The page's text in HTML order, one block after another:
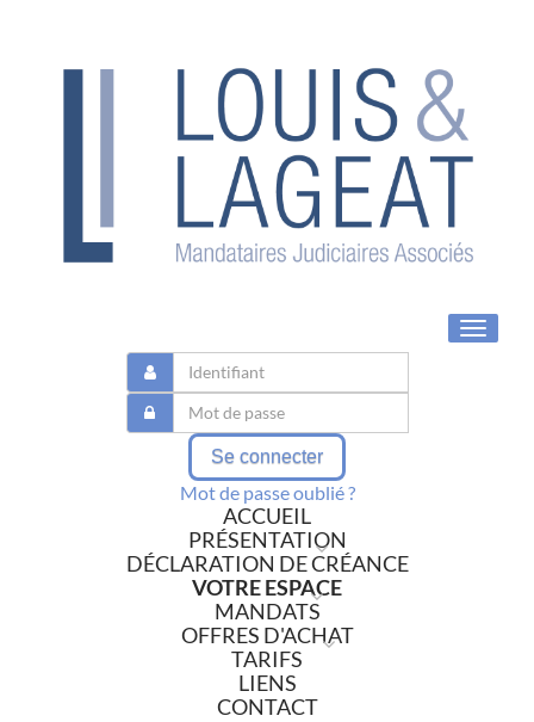
Toggle
Se connecter
Mot de passe oublié ?
ACCUEIL
PRÉSENTATION
DÉCLARATION DE CRÉANCE
VOTRE ESPACE
MANDATS
OFFRES D'ACHAT
TARIFS
LIENS
CONTACT